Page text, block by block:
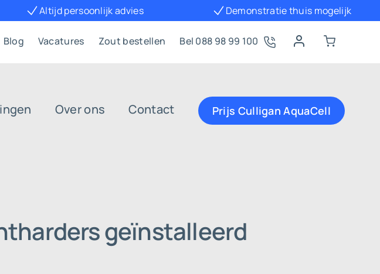
Altijd persoonlijk advies Demonstratie thuis mogelijk
Blog Vacatures Zout bestellen Bel 088 98 99 100
Over ons Contact Prijs Culligan AquaCell
geïnstalleerd